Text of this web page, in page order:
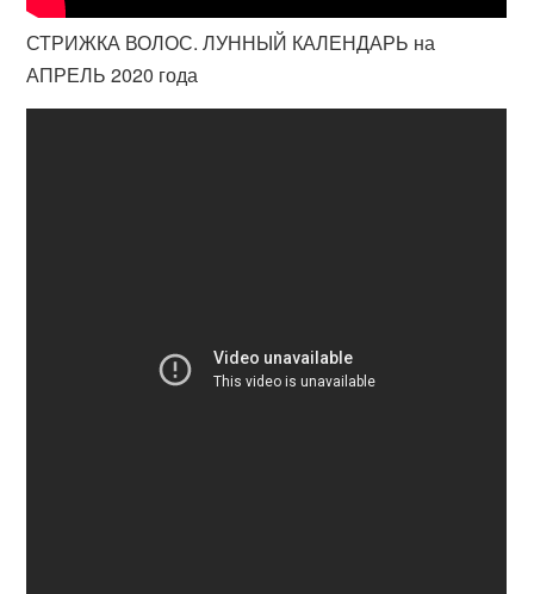
СТРИЖКА ВОЛОС. ЛУННЫЙ КАЛЕНДАРЬ на
АПРЕЛЬ 2020 года